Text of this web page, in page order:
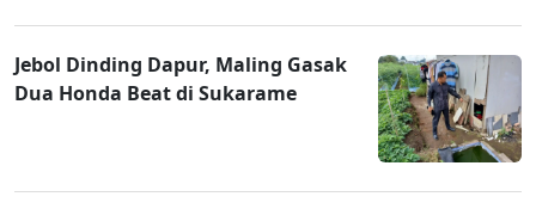
Jebol Dinding Dapur, Maling Gasak
Dua Honda Beat di Sukarame